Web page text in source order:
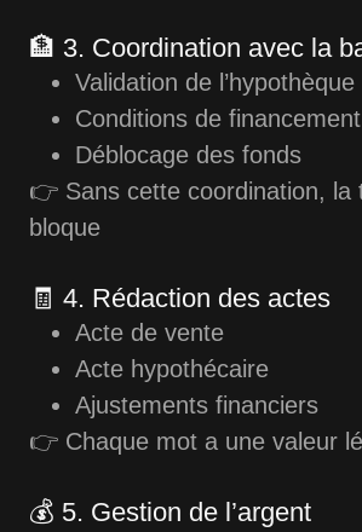
🏦 3. Coordination avec la
Validation de l’hypothèque
Conditions de financement
Déblocage des fonds
👉 Sans cette coordination, la
bloque
🧾 4. Rédaction des actes
Acte de vente
Acte hypothécaire
Ajustements financiers
👉 Chaque mot a une valeur
💰 5. Gestion de l’argent